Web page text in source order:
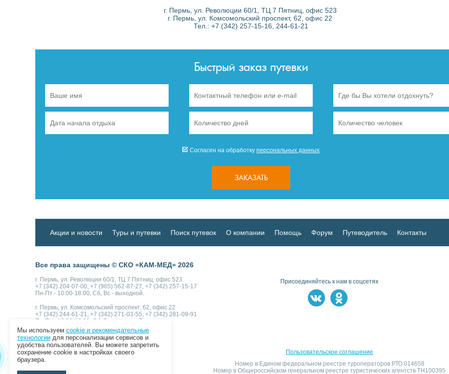
г. Пермь, ул. Революции 60/1, ТЦ 7 Пятниц, офис 523
г. Пермь, ул. Комсомольский проспект, 62, офис 22
Тел.: +7 (342) 257-15-16, 244-61-21
Быстрый заказ путевки
Согласен на обработку персональных данных
Акции и новости Туры и путевки Поиск путевок О компании Помощь Форум Путеводитель Контакты
Все права защищены © СКО «КАМ-МЕД» 2026
г. Пермь, ул. Революции 60/1, ТЦ 7 Пятниц, офис 523
+7 (342) 204-07-00, +7 (965) 562-87-27, +7 (342) 257-15-17
Пн-Пт - 10:00-18:00, Сб, Вс - выходной.
г. Пермь, ул. Комсомольский проспект, 62, офис 22
+7 (342) 244-61-21, +7 (342) 271-03-55, +7 (342) 281-09-91
Пн-Пт - 10:00-18:00, Сб, Вс - выходной.
Как к нам доехать Написать нам
Присоединяйтесь к нам в соцсетях
Пользовательское соглашение
Номер в Едином федеральном реестре туроператоров РТО 014658
Номер в Общероссийском генеральном реестре туристических агентств TH100395
Мы используем cookie и рекомендательные
технологии для персонализации сервисов и
удобства пользователей. Вы можете запретить
сохранение cookie в настройках своего
браузера.